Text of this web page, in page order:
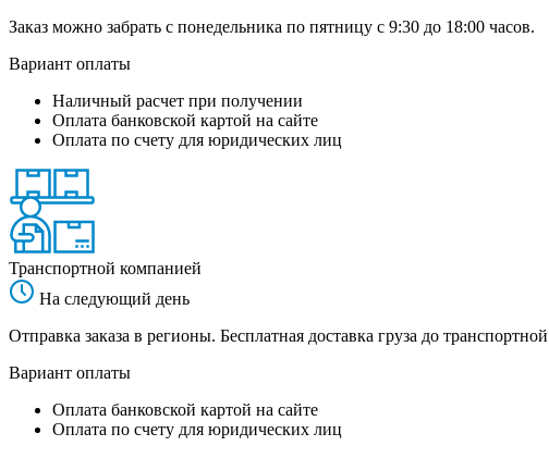
Заказ можно забрать с понедельника по пятницу с 9:30 до 18:00 часов.
Вариант оплаты
Наличный расчет при получении
Оплата банковской картой на сайте
Оплата по счету для юридических лиц
Транспортной компанией
На следующий день
Отправка заказа в регионы. Бесплатная доставка груза до
Вариант оплаты
Оплата банковской картой на сайте
Оплата по счету для юридических лиц